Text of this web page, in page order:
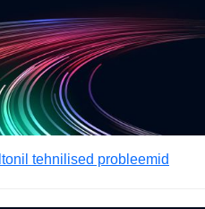
tehnilised probleemid